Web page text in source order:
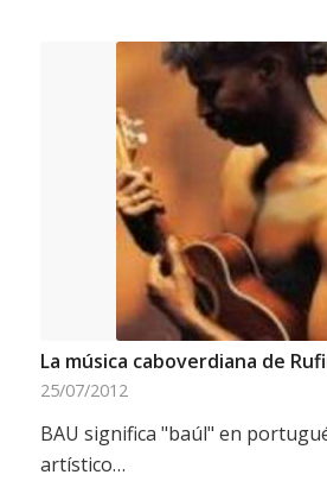
La música caboverdiana de
25/07/2012
BAU significa "baúl" en
artístico…